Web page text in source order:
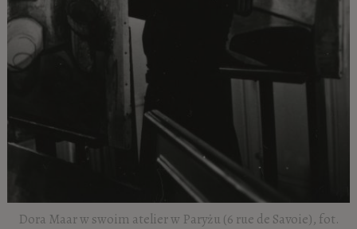
Dora Maar w swoim atelier w Paryżu (6 rue de Savoie), fot.